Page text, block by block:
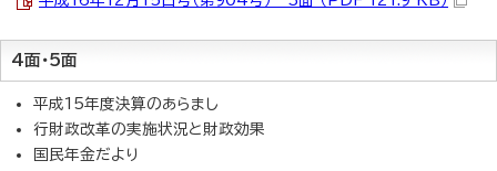
4面・5面
平成15年度決算のあらまし
行財政改革の実施状況と財政効果
国民年金だより